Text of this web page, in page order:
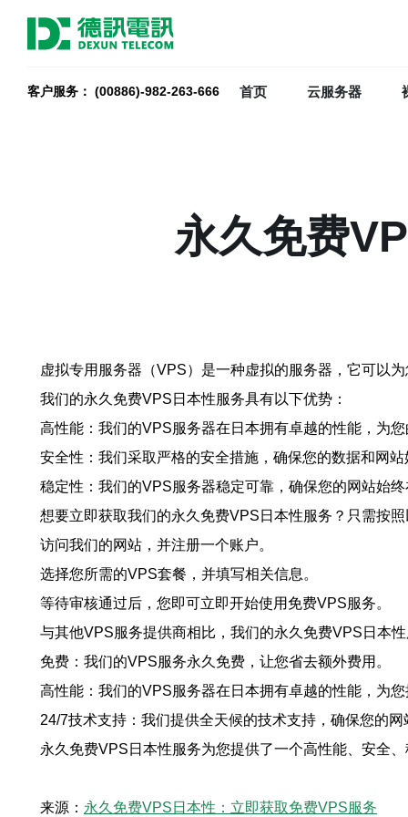
客户服务： (00886)-982-263-666 首页 云服务器
永久免费
虚拟专用服务器（VPS）是一种虚拟的服务器，它可以
我们的永久免费VPS日本性服务具有以下优势：
高性能：我们的VPS服务器在日本拥有卓越的性能，为
安全性：我们采取严格的安全措施，确保您的数据和网
稳定性：我们的VPS服务器稳定可靠，确保您的网站始
想要立即获取我们的永久免费VPS日本性服务？只需按
访问我们的网站，并注册一个账户。
选择您所需的VPS套餐，并填写相关信息。
等待审核通过后，您即可立即开始使用免费VPS服务。
与其他VPS服务提供商相比，我们的永久免费VPS日本
免费：我们的VPS服务永久免费，让您省去额外费用。
高性能：我们的VPS服务器在日本拥有卓越的性能，为
24/7技术支持：我们提供全天候的技术支持，确保您的
永久免费VPS日本性服务为您提供了一个高性能、安全
来源： 永久免费VPS日本性：立即获取免费VPS服务